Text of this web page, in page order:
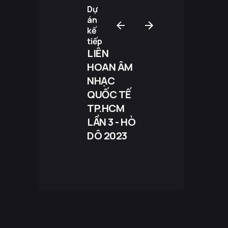
GET IN TOUCH
Email
Liên hệ dự án:
mai.thai@beyond.vn
Dự
án
kế
tiếp
LIÊN
HOAN ÂM
NHẠC
QUỐC TẾ
TP.HCM
LẦN 3 - HÒ
DÔ 2023